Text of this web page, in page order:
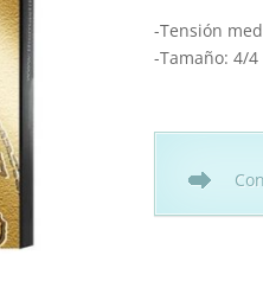
-Tensión
-Tamaño: 4/4